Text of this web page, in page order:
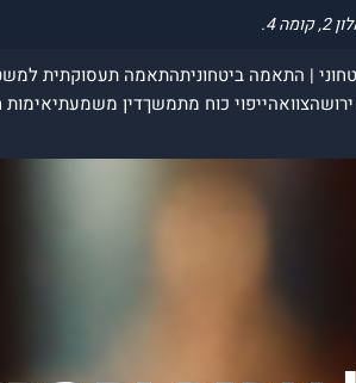
| התאמה ביטחוניתהתאמה תעסוקתית
ירושהצוואהייפוי כוח מתמשךדין משמעתי